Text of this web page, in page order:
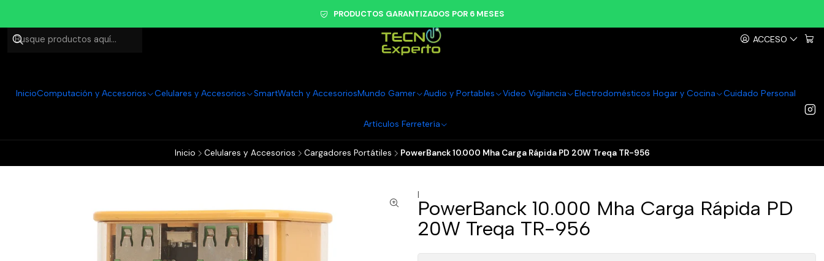
ACCESO
InicioComputación y Accesorios Celulares y Accesorios SmartWatch y AccesoriosMundo Gamer Audio y Portables Video Vigilancia Electrodomésticos Hogar y Cocina Cuidado Personal
Artículos Ferretería
PRODUCTOS GARANTIZADOS POR 6 MESES
Inicio Celulares y Accesorios Cargadores Portátiles PowerBanck 10.000 Mha Carga Rápida PD 20W Treqa TR-956
|
PowerBanck 10.000 Mha Carga Rápida PD
20W Treqa TR-956